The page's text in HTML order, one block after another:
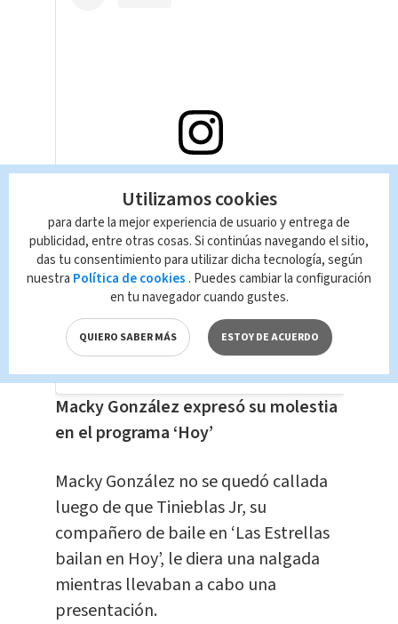
Macky González expresó su molestia
en el programa ‘Hoy’
Macky González no se quedó callada
luego de que Tinieblas Jr, su
compañero de baile en ‘Las Estrellas
bailan en Hoy’, le diera una nalgada
mientras llevaban a cabo una
presentación.
Utilizamos cookies
para darte la mejor experiencia de usuario y entrega de
publicidad, entre otras cosas. Si continúas navegando el sitio,
das tu consentimiento para utilizar dicha tecnología, según
nuestra Política de cookies . Puedes cambiar la configuración
en tu navegador cuando gustes.
QUIERO SABER MÁS ESTOY DE ACUERDO